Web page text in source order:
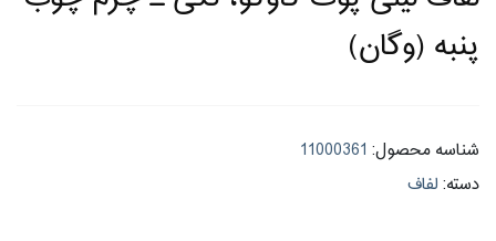
پنبه (وگان)
شناسه محصول: 11000361
دسته: لفاف